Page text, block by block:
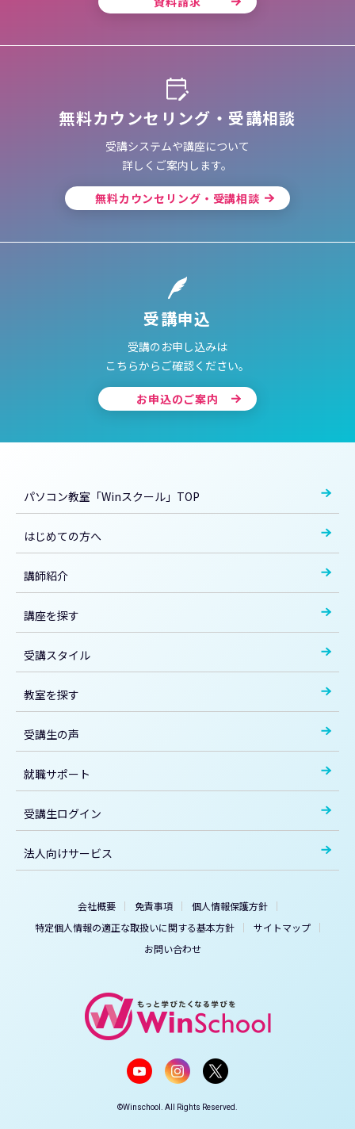
無料カウンセリング・受講相談
受講システムや講座について
詳しくご案内します。
無料カウンセリング・受講相談
受講申込
受講のお申し込みは
こちらからご確認ください。
お申込のご案内
パソコン教室「Winスクール」TOP
はじめての方へ
講師紹介
講座を探す
受講スタイル
教室を探す
受講生の声
就職サポート
受講生ログイン
法人向けサービス
会社概要 免責事項
個人情報保護方針
特定個人情報の適正な取扱いに関する基本方針
サイトマップ
お問い合わせ
©Winschool. All Rights Reserved.